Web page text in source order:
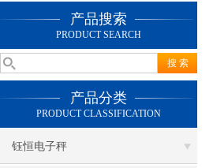
产品搜索
PRODUCT SEARCH
产品分类
PRODUCT CLASSIFICATION
钰恒电子秤